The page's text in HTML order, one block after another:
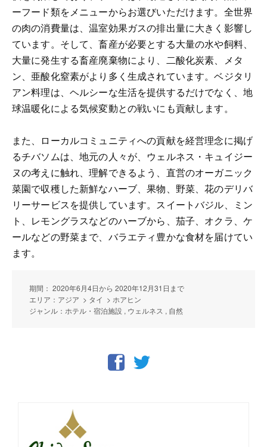
ーフード類をメニューからお選びいただけます。全世界
の肉の消費量は、温室効果ガスの排出量に大きく影響し
ています。そして、畜産が必要とする大量の水や飼料、
大量に発生する畜産廃棄物により、二酸化炭素、メタ
ン、亜酸化窒素がより多く生成されています。ベジタリ
アン料理は、ヘルシーな生活を提供するだけでなく、地
球温暖化による気候変動との戦いにも貢献します。
また、ローカルコミュニティへの貢献を経営理念に掲げ
るチバソムは、地元の人々が、ウェルネス・キュイジー
ヌの考えに触れ、理解できるよう、直営のオーガニック
菜園で収穫した新鮮なハーブ、果物、野菜、花のデリバ
リーサービスを提供しています。スイートバジル、ミン
ト、レモングラスなどのハーブから、茄子、オクラ、ケ
ールなどの野菜まで、バラエティ豊かな食材を届けてい
ます。
期間： 2020年6月4日から 2020年12月31日まで
エリア：アジア > タイ > ホアヒン
ジャンル：ホテル・宿泊施設 , ウェルネス , 自然